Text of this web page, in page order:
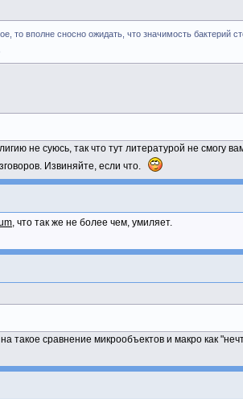
то вполне сносно ожидать, что значимость бактерий
не суюсь, так что тут литературой не смогу
Извиняйте, если что.
, что так же не более чем, умиляет.
на такое сравнение микрообъектов и макро как